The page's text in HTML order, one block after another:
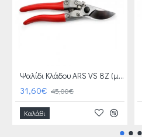
Ψαλίδι Κλάδου ARS VS 8Z (μεσαίο χέρι)+ ΔΩΡΟ ΑΓΡΟΤΙΚΑ ΓΑΝΤΙΑ ΑΞΙΑΣ 4 €
31,60€ 45,00€
Καλάθι